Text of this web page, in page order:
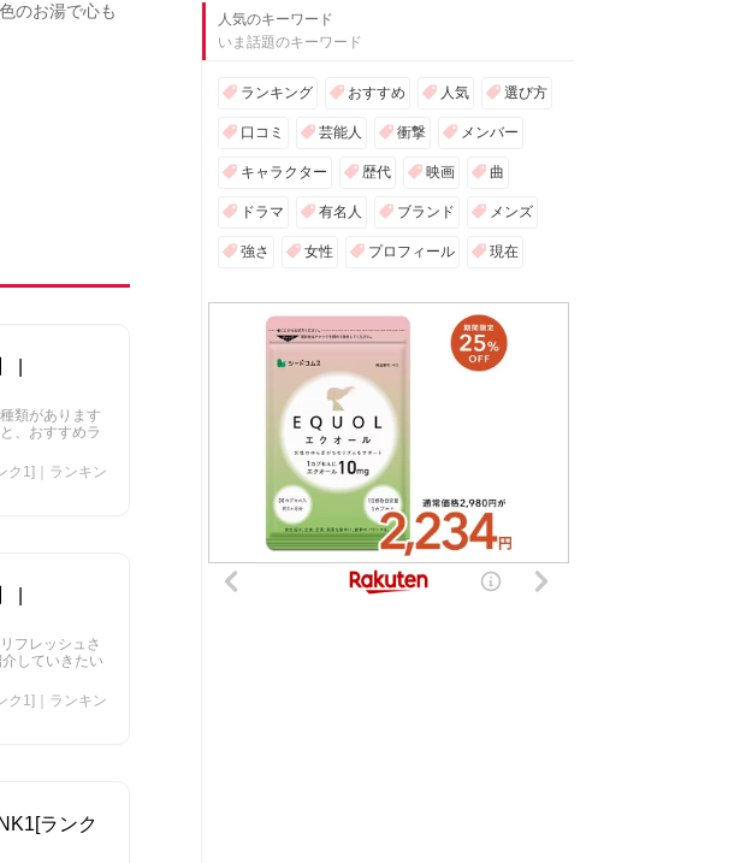
のお湯で心も
|
類があります
、おすすめラ
ク1]｜ランキン
|
フレッシュさ
していきたい
ク1]｜ランキン
ランク
人気のキーワード
いま話題のキーワード
ランキング おすすめ 人気 選び方
口コミ 芸能人 衝撃 メンバー
キャラクター 歴代 映画 曲
ドラマ 有名人 ブランド メンズ
強さ 女性 プロフィール 現在